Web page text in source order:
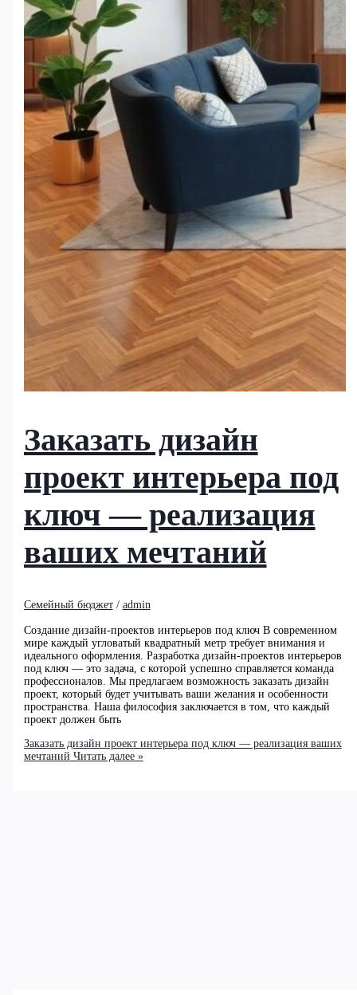
Заказать дизайн
проект интерьера под
ключ — реализация
ваших мечтаний
Семейный бюджет/ admin
Создание дизайн-проектов интерьеров под ключ В современном
мире каждый угловатый квадратный метр требует внимания и
идеального оформления. Разработка дизайн-проектов интерьеров
под ключ — это задача, с которой успешно справляется команда
профессионалов. Мы предлагаем возможность заказать дизайн
проект, который будет учитывать ваши желания и особенности
пространства. Наша философия заключается в том, что каждый
проект должен быть
Заказать дизайн проект интерьера под ключ — реализация ваших
мечтаний Читать далее »